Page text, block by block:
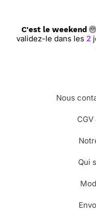
C'est le weekend
validez-le dans les 2
Nous
CGV
Qui